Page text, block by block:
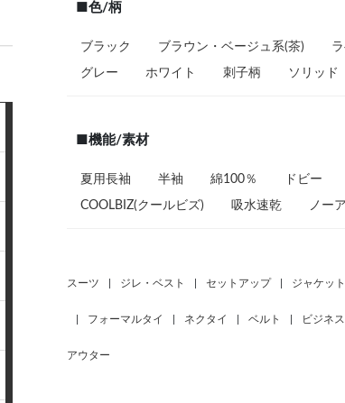
■色/柄
ブラック ブラウン・ベージュ系(茶)
グレー ホワイト 刺子柄 ソリッド
■機能/素材
夏用長袖 半袖 綿100％ ドビー
COOLBIZ(クールビズ) 吸水速乾 ノー
スーツ ジレ・ベスト セットアップ ジャケット
フォーマルタイ ネクタイ ベルト ビジネ
アウター